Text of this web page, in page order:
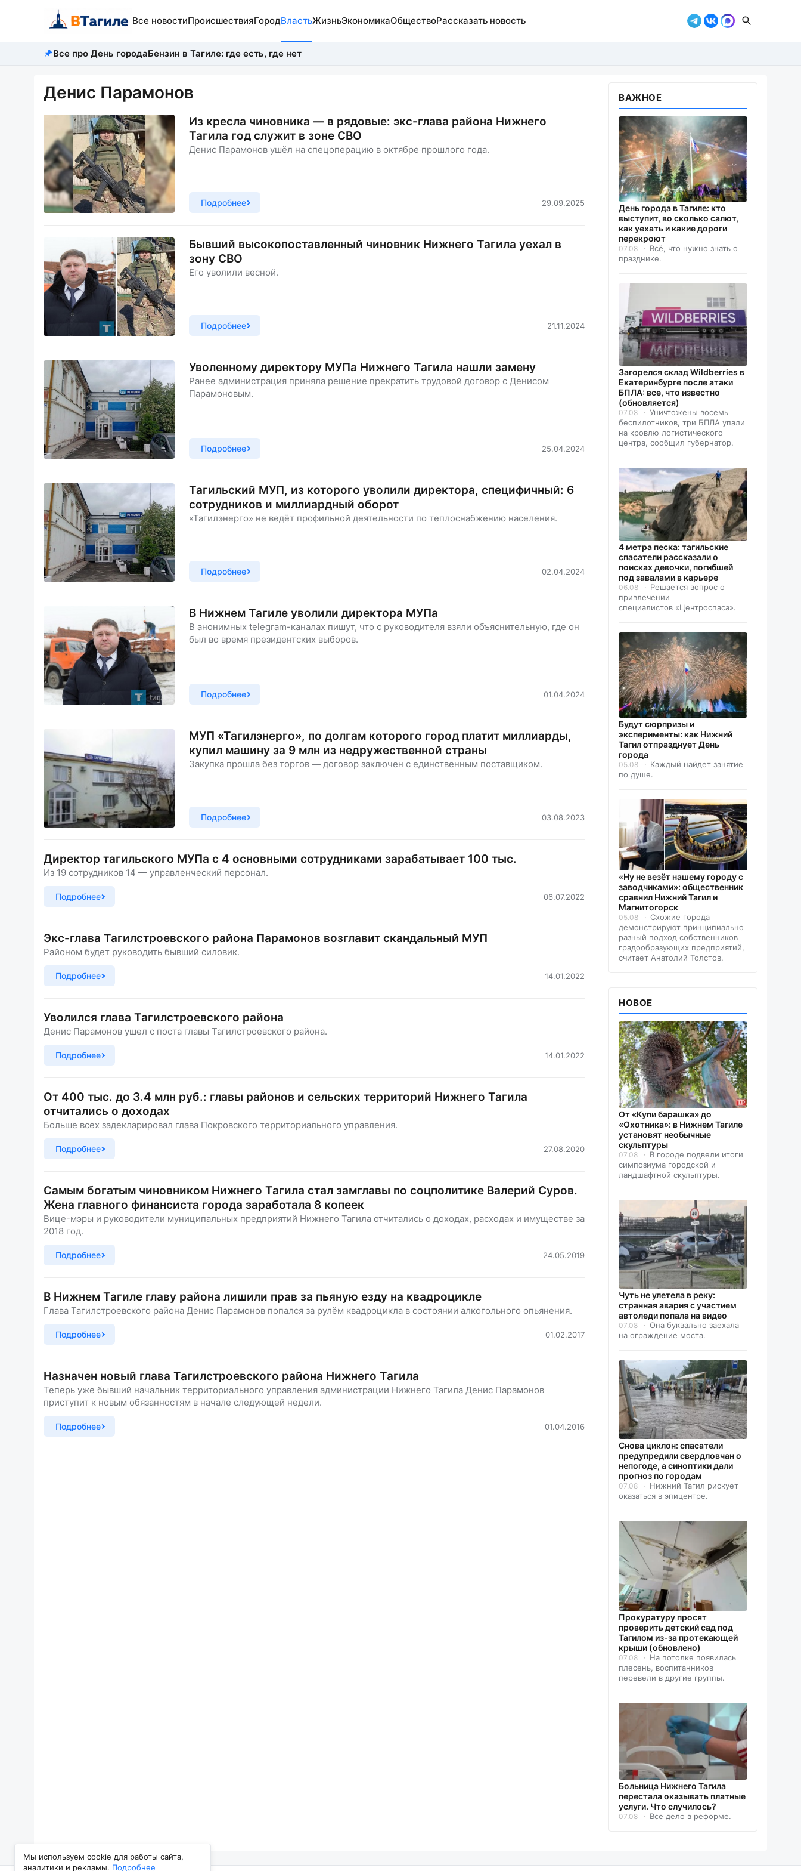
Мы используем cookie для работы сайта,
аналитики и рекламы. Подробнее
Все новостиПроисшествияГородВластьЖизньЭкономикаОбществоРассказать новость
Все про День городаБензин в Тагиле: где есть, где нет
Денис Парамонов
Из кресла чиновника — в рядовые: экс-глава района Нижнего
Тагила год служит в зоне СВО
Денис Парамонов ушёл на спецоперацию в октябре прошлого года.
Подробнее 29.09.2025
Бывший высокопоставленный чиновник Нижнего Тагила уехал в
зону СВО
Его уволили весной.
Подробнее 21.11.2024
Уволенному директору МУПа Нижнего Тагила нашли замену
Ранее администрация приняла решение прекратить трудовой договор с Денисом
Парамоновым.
Подробнее 25.04.2024
Тагильский МУП, из которого уволили директора, специфичный: 6
сотрудников и миллиардный оборот
«Тагилэнерго» не ведёт профильной деятельности по теплоснабжению населения.
Подробнее 02.04.2024
В Нижнем Тагиле уволили директора МУПа
В анонимных telegram-каналах пишут, что с руководителя взяли объяснительную, где он
был во время президентских выборов.
Подробнее 01.04.2024
МУП «Тагилэнерго», по долгам которого город платит миллиарды,
купил машину за 9 млн из недружественной страны
Закупка прошла без торгов — договор заключен с единственным поставщиком.
Подробнее 03.08.2023
Директор тагильского МУПа c 4 основными сотрудниками зарабатывает 100 тыс.
Из 19 сотрудников 14 — управленческий персонал.
Подробнее 06.07.2022
Экс-глава Тагилстроевского района Парамонов возглавит скандальный МУП
Районом будет руководить бывший силовик.
Подробнее 14.01.2022
Уволился глава Тагилстроевского района
Денис Парамонов ушел с поста главы Тагилстроевского района.
Подробнее 14.01.2022
От 400 тыс. до 3.4 млн руб.: главы районов и сельских территорий Нижнего Тагила
отчитались о доходах
Больше всех задекларировал глава Покровского территориального управления.
Подробнее 27.08.2020
Самым богатым чиновником Нижнего Тагила стал замглавы по соцполитике Валерий Суров.
Жена главного финансиста города заработала 8 копеек
Вице-мэры и руководители муниципальных предприятий Нижнего Тагила отчитались о доходах, расходах и имуществе за
2018 год.
Подробнее 24.05.2019
В Нижнем Тагиле главу района лишили прав за пьяную езду на квадроцикле
Глава Тагилстроевского района Денис Парамонов попался за рулём квадроцикла в состоянии алкогольного опьянения.
Подробнее 01.02.2017
Назначен новый глава Тагилстроевского района Нижнего Тагила
Теперь уже бывший начальник территориального управления администрации Нижнего Тагила Денис Парамонов
приступит к новым обязанностям в начале следующей недели.
Подробнее 01.04.2016
ВАЖНОЕ
День города в Тагиле: кто
выступит, во сколько салют,
как уехать и какие дороги
перекроют
07.08
Всё, что нужно знать о
празднике.
Загорелся склад Wildberries в
Екатеринбурге после атаки
БПЛА: все, что известно
(обновляется)
07.08
Уничтожены восемь
беспилотников, три БПЛА упали
на кровлю логистического
центра, сообщил губернатор.
4 метра песка: тагильские
спасатели рассказали о
поисках девочки, погибшей
под завалами в карьере
06.08
Решается вопрос о
привлечении
специалистов «Центроспаса».
Будут сюрпризы и
эксперименты: как Нижний
Тагил отпразднует День
города
05.08
Каждый найдет занятие
по душе.
«Ну не везёт нашему городу с
заводчиками»: общественник
сравнил Нижний Тагил и
Магнитогорск
05.08
Схожие города
демонстрируют принципиально
разный подход собственников
градообразующих предприятий,
считает Анатолий Толстов.
НОВОЕ
От «Купи барашка» до
«Охотника»: в Нижнем Тагиле
установят необычные
скульптуры
07.08
В городе подвели итоги
симпозиума городской и
ландшафтной скульптуры.
Чуть не улетела в реку:
странная авария с участием
автоледи попала на видео
07.08
Она буквально заехала
на ограждение моста.
Снова циклон: спасатели
предупредили свердловчан о
непогоде, а синоптики дали
прогноз по городам
07.08
Нижний Тагил рискует
оказаться в эпицентре.
Прокуратуру просят
проверить детский сад под
Тагилом из-за протекающей
крыши (обновлено)
07.08
На потолке появилась
плесень, воспитанников
перевели в другие группы.
Больница Нижнего Тагила
перестала оказывать платные
услуги. Что случилось?
07.08 Все дело в реформе.